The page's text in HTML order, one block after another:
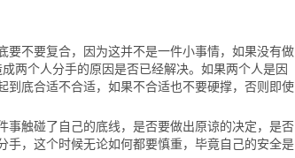
不要复合，因为这并不是一件小事情，如果没有做
两个人分手的原因是否已经解决。如果两个人是因
到底合适不合适，如果不合适也不要硬撑，否则即使
触碰了自己的底线，是否要做出原谅的决定，是否
手，这个时候无论如何都要慎重，毕竟自己的安全是